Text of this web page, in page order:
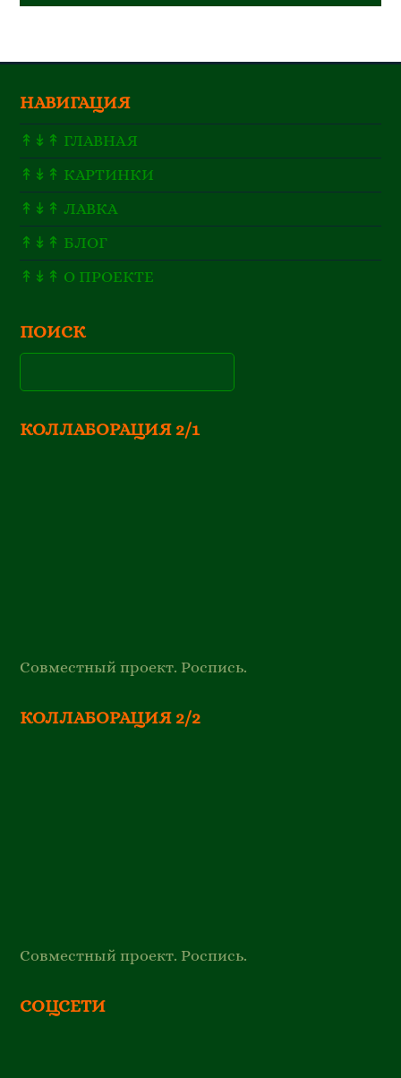
НАВИГАЦИЯ
↟↡↟ ГЛАВНАЯ
↟↡↟ КАРТИНКИ
↟↡↟ ЛАВКА
↟↡↟ БЛОГ
↟↡↟ О ПРОЕКТЕ
ПОИСК
КОЛЛАБОРАЦИЯ 2/1
Совместный проект. Роспись.
КОЛЛАБОРАЦИЯ 2/2
Совместный проект. Роспись.
СОЦСЕТИ